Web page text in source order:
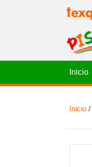
Inicio
Inicio/